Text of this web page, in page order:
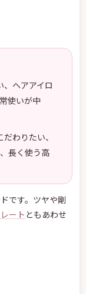
、ヘアアイロ
使いが中
わりたい、
長く使う高
です。ツヤや剛
ート ともあわせ